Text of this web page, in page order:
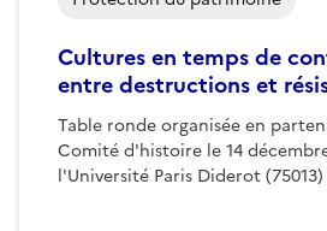
Cultures en temps de
entre destructions et
Table ronde organisée en
Comité d'histoire le 14
l'Université Paris Diderot (75013)